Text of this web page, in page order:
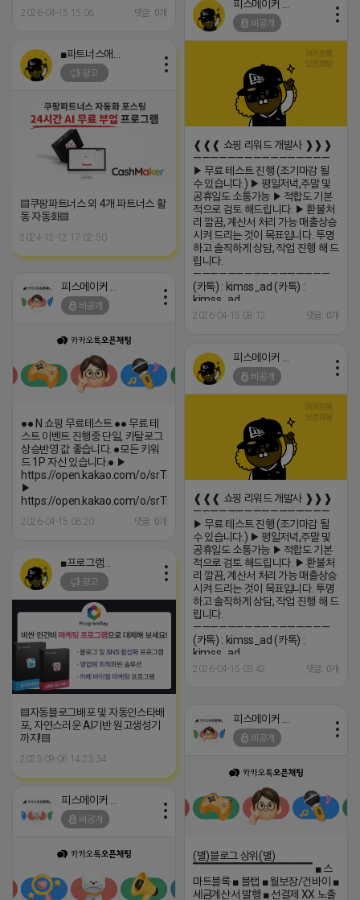
2026-04-15 15:06 댓글: 0개
비공개
❰❰❰ 쇼핑 리워드 개발사 ❱❱❱
————————————————
▶ 무료 테스트 진행 (조기마감 될
수 있습니다.) ▶ 평일저녁,주말 및
공휴일도 소통가능 ▶ 적합도 기본
적으로 검토 해드립니다. ▶ 환불처
리 깔끔, 계산서 처리 가능 매출상승
시켜 드리는 것이 목표입니다. 투명
하고 솔직하게 상담, 작업 진행 해 드
립니다.
————————————————
(카톡) : kimss_ad (카톡) :
kimss_ad
2026-04-15 08:12 댓글: 0개
광고
▤쿠팡파트너스 외 4개 파트너스 활
동 자동화▤
2024-12-12 17:02:50
비공개
●● N 쇼핑 무료테스트 ●● 무료 테
스트 이벤트 진행중 단일, 카탈로그
상승반영 값 좋습니다. ●모든 키워
드 1P 자신 있습니다.● ▶
https://open.kakao.com/o/srTIWKci
▶
https://open.kakao.com/o/srTIWKci
2026-04-15 06:20 댓글: 0개
비공개
❰❰❰ 쇼핑 리워드 개발사 ❱❱❱
————————————————
▶ 무료 테스트 진행 (조기마감 될
수 있습니다.) ▶ 평일저녁,주말 및
공휴일도 소통가능 ▶ 적합도 기본
적으로 검토 해드립니다. ▶ 환불처
리 깔끔, 계산서 처리 가능 매출상승
시켜 드리는 것이 목표입니다. 투명
하고 솔직하게 상담, 작업 진행 해 드
립니다.
————————————————
(카톡) : kimss_ad (카톡) :
kimss_ad
2026-04-15 03:42 댓글: 0개
광고
▤자동블로그배포 및 자동인스타배
포, 자연스러운 AI기반 원고생성기
까지!▤
2023-09-06 14:23:34
비공개
(별)블로그 상위(별)
▔▔▔▔▔▔▔▔▔▔▔▔▔▔ ■ 스
마트블록 ■ 블탭 ■ 월보장/건바이 ■
세금계산서 발행 ■ 선결제 XX 노출
비공개